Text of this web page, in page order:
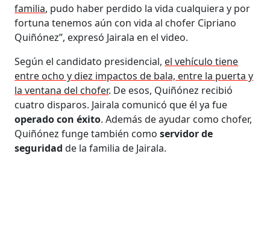
familia, pudo haber perdido la vida cualquiera y por
fortuna tenemos aún con vida al chofer Cipriano
Quiñónez”, expresó Jairala en el video.
Según el candidato presidencial, el vehículo tiene
entre ocho y diez impactos de bala, entre la puerta y
la ventana del chofer. De esos, Quiñónez recibió
cuatro disparos. Jairala comunicó que él ya fue
operado con éxito. Además de ayudar como chofer,
Quiñónez funge también comoservidor de
seguridadde la familia de Jairala.